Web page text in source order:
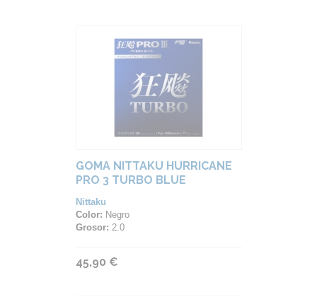
GOMA NITTAKU HURRICANE
PRO 3 TURBO BLUE
Nittaku
Color: Negro
Grosor: 2.0
45,90 €